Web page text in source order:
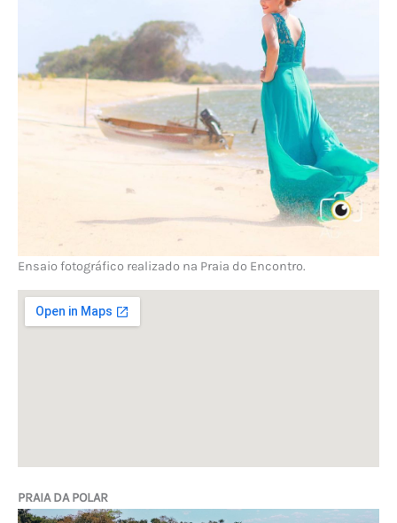
Ensaio fotográfico realizado na Praia do Encontro.
PRAIA DA POLAR